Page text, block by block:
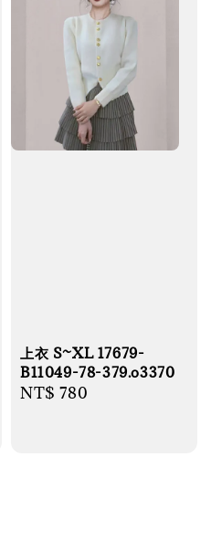
上衣 S~XL 17679-
B11049-78-379.o3370
Regular
NT$ 780